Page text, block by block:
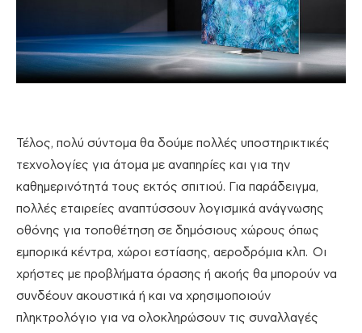
Τέλος, πολύ σύντομα θα δούμε πολλές υποστηρικτικές
τεχνολογίες για άτομα με αναπηρίες και για την
καθημερινότητά τους εκτός σπιτιού. Για παράδειγμα,
πολλές εταιρείες αναπτύσσουν λογισμικά ανάγνωσης
οθόνης για τοποθέτηση σε δημόσιους χώρους όπως
εμπορικά κέντρα, χώροι εστίασης, αεροδρόμια κλπ. Οι
χρήστες με προβλήματα όρασης ή ακοής θα μπορούν να
συνδέουν ακουστικά ή και να χρησιμοποιούν
πληκτρολόγιο για να ολοκληρώσουν τις συναλλαγές